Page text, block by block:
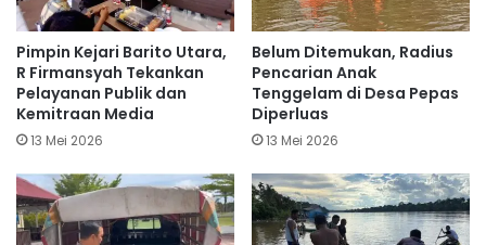
Pimpin Kejari Barito Utara,
R Firmansyah Tekankan
Pelayanan Publik dan
Kemitraan Media
13 Mei 2026
Belum Ditemukan, Radius
Pencarian Anak
Tenggelam di Desa Pepas
Diperluas
13 Mei 2026